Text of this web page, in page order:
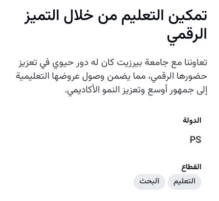
تمكين التعليم من خلال التميز
الرقمي
تعاوننا مع جامعة بيرزيت كان له دور حيوي في تعزيز
حضورها الرقمي، مما يضمن وصول عروضها التعليمية
إلى جمهور أوسع وتعزيز النمو الأكاديمي.
الدولة
PS
القطاع
التعليم
البحث